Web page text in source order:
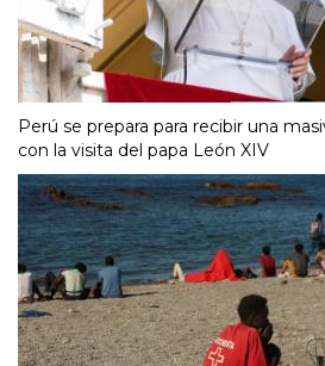
Perú se prepara para recibir una
con la visita del papa León XIV